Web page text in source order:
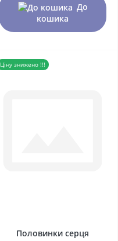
До
кошика
Ціну знижено !!!
Половинки серця